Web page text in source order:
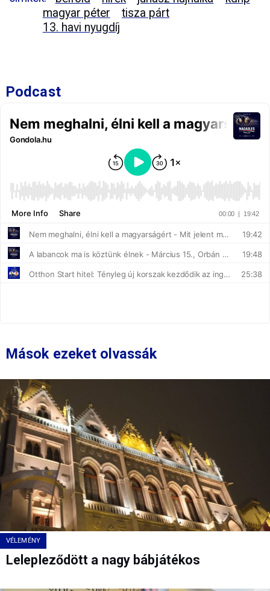
magyar péter
tisza párt
13. havi nyugdíj
Podcast
Mások ezeket olvassák
VÉLEMÉNY
Lelepleződött a nagy bábjátékos